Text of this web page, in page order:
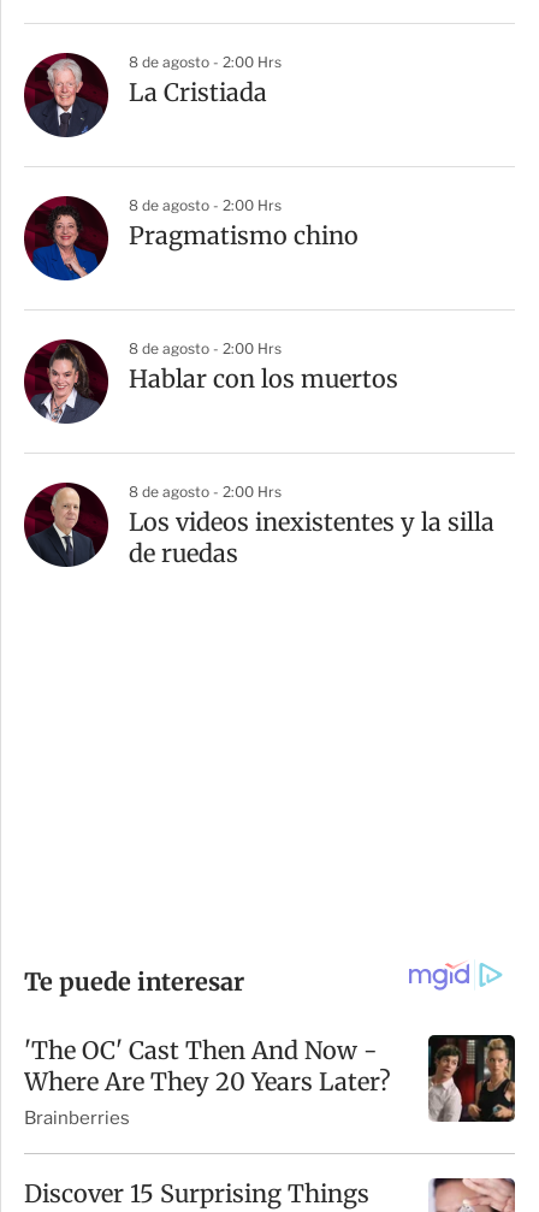
8 de agosto - 2:00 Hrs
La Cristiada
8 de agosto - 2:00 Hrs
Pragmatismo chino
8 de agosto - 2:00 Hrs
Hablar con los muertos
8 de agosto - 2:00 Hrs
Los videos inexistentes y la silla
de ruedas